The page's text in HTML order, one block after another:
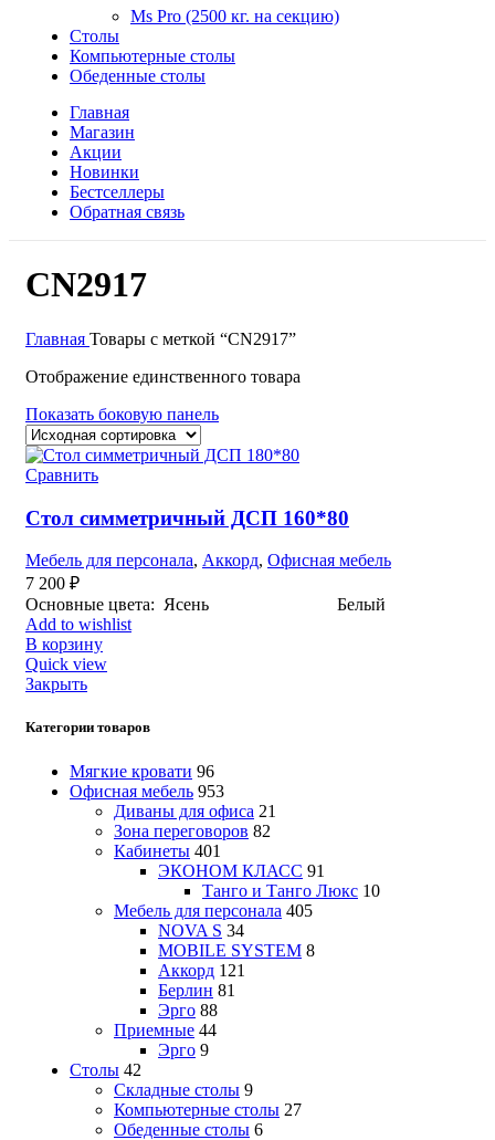
Ms Pro (2500 кг. на секцию)
Столы
Компьютерные столы
Обеденные столы
Главная
Магазин
Акции
Новинки
Бестселлеры
Обратная связь
CN2917
Закрыть
Категории товаров
Мягкие кровати 96
Офисная мебель 953
Диваны для офиса 21
Зона переговоров 82
Кабинеты 401
ЭКОНОМ КЛАСС 91
Танго и Танго Люкс 10
Мебель для персонала 405
NOVA S 34
MOBILE SYSTEM 8
Аккорд 121
Берлин 81
Эрго 88
Приемные 44
Эрго 9
Столы 42
Складные столы 9
Компьютерные столы 27
Обеденные столы 6
Главная Товары с меткой “CN2917”
Отображение единственного товара
Показать боковую панель
Сравнить
Стол симметричный ДСП 160*80
Мебель для персонала, Аккорд, Офисная мебель
7 200 ₽
Основные цвета: Ясень Белый
Add to wishlist
В корзину
Quick view